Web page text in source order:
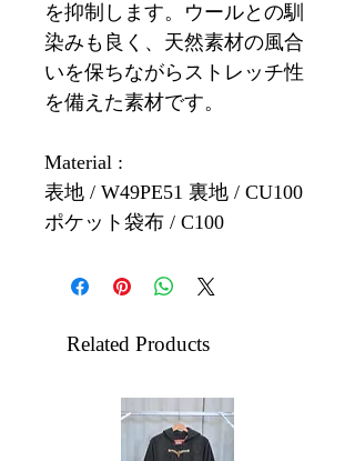
を抑制します。ウールとの馴
染みも良く、天然素材の風合
いを保ちながらストレッチ性
を備えた素材です。
Material :
表地 / W49PE51 裏地 / CU100
ポケット袋布 / C100
Related Products